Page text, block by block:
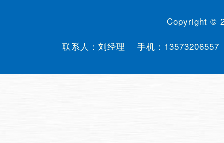
Copyright ©
联系人：刘经理 手机： 13573206557